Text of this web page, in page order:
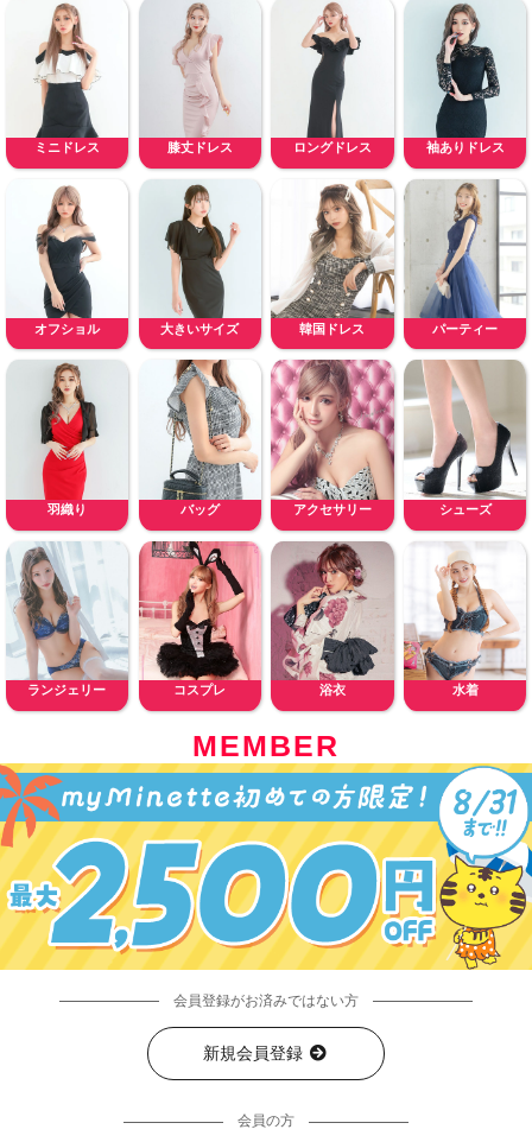
ミニドレス 膝丈ドレス ロングドレス 袖ありドレス
オフショル 大きいサイズ 韓国ドレス パーティー
羽織り バッグ アクセサリー シューズ
ランジェリー コスプレ 浴衣 水着
MEMBER
会員登録がお済みではない方
新規会員登録
会員の方